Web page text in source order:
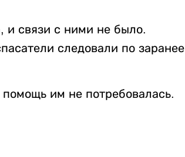
и связи с ними не было.
следовали по заранее
им не потребовалась.